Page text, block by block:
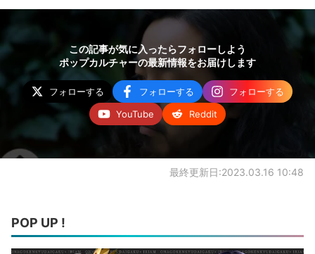
この記事が気に入ったらフォローしよう
ポップカルチャーの最新情報をお届けします
フォローする フォローする
フォローする
YouTube
Reddit
最終更新日:2023.03.16 10:48
POP UP !